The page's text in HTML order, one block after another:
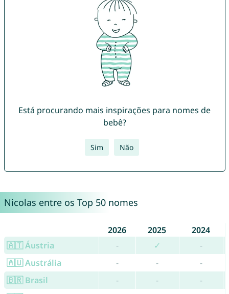
Está procurando mais inspirações para nomes de
bebê?
Sim Não
Nicolas entre os Top 50 nomes
2026 2025
2024
🇦🇹 Áustria
- ✓
-
🇦🇺 Austrália
- -
-
🇧🇷 Brasil
- -
-